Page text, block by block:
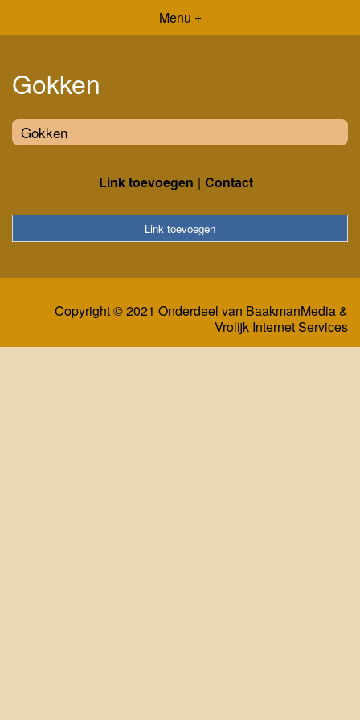
Menu +
Gokken
Gokken
Link toevoegen Contact
Link toevoegen
Copyright © 2021 Onderdeel van BaakmanMedia&
Vrolijk Internet Services